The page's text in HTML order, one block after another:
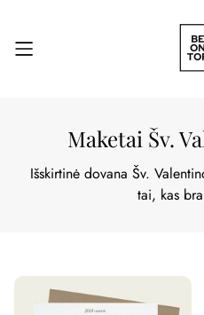
Maketai Šv.
Išskirtinė dovana Šv.
tai, kas